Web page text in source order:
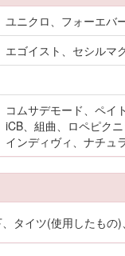
ユニクロ、フォーエバ
エゴイスト、セシルマ
コムサデモード、ペイ
iCB、組曲、ロペピク
インディヴィ、ナチュ
タイツ(使用したもの)